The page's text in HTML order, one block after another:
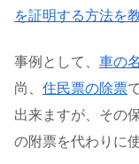
を証明する方法を
事例として、 車の
尚、 住民票の除票
出来ますが、その
の附票を代わりに